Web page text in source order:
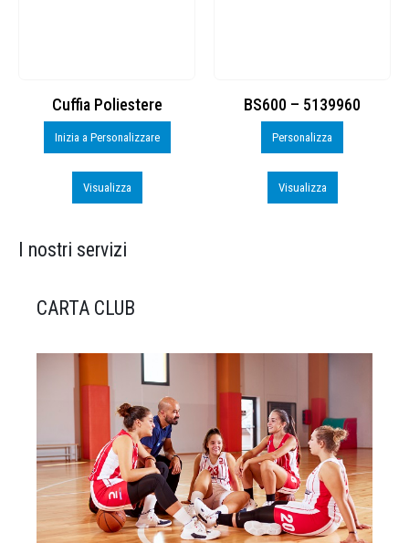
Cuffia Poliestere
Inizia a Personalizzare
Visualizza
BS600 – 5139960
Personalizza
Visualizza
I nostri servizi
CARTA CLUB